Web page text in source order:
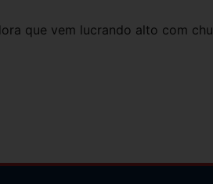
que vem lucrando alto com